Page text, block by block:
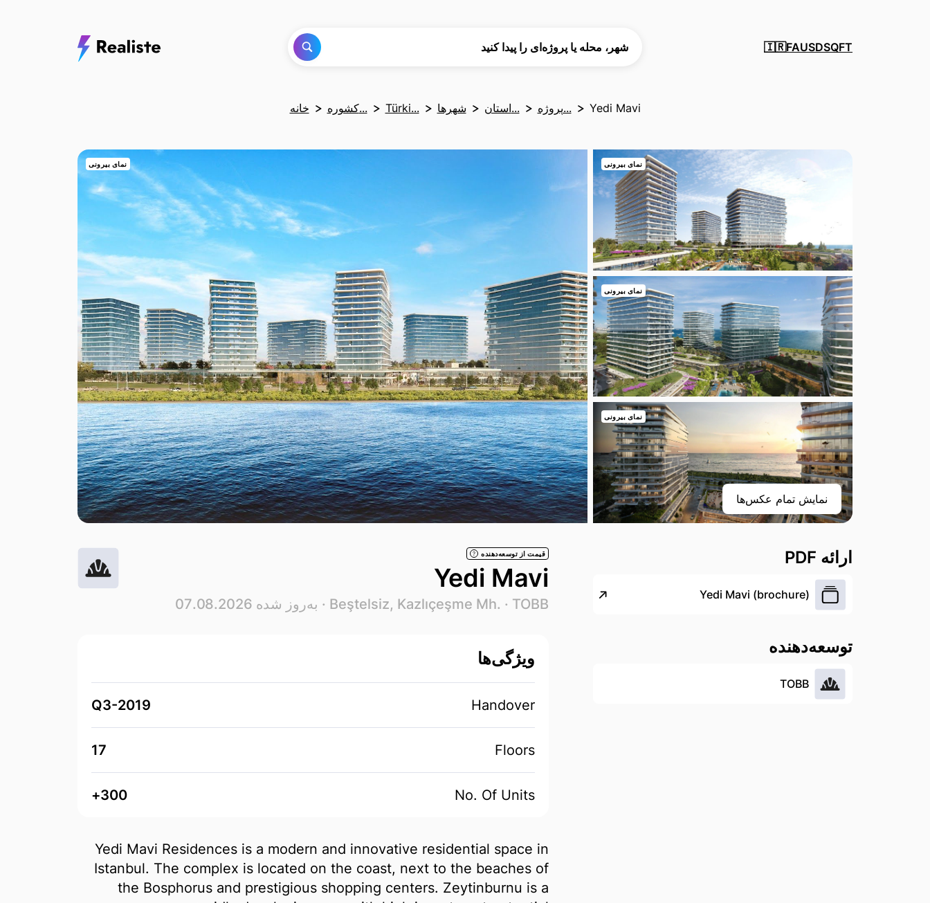
شهر، محله یا پروژه‌ای را پیدا کنید
🇮🇷FAUSDSQFT
خانه کشوره... Türki... شهرها استان... پروژه... Yedi Mavi
نمای بیرونی نمای بیرونی
نمای بیرونی
نمای بیرونی
نمایش تمام عکس‌ها
قیمت از توسعه‌دهنده ?
Yedi Mavi
Beştelsiz, Kazlıçeşme Mh. · TOBB · به‌روز شده 07.08.2026
ویژگی‌ها
Handover
Q3-2019
Floors
17
No. Of Units
300+
Yedi Mavi Residences is a modern and innovative residential space in
Istanbul. The complex is located on the coast, next to the beaches of
the Bosphorus and prestigious shopping centers. Zeytinburnu is a
ارائه PDF
Yedi Mavi (brochure)
توسعه‌دهنده
TOBB